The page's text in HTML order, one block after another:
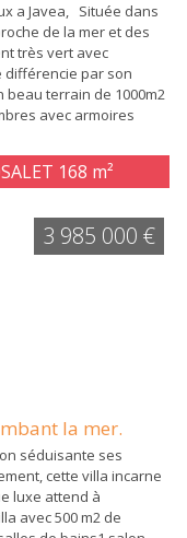
a Javea, Située dans
de la mer et des
très vert avec
différencie par son
terrain de 1000m2
avec armoires
168 m²
la mer.
séduisante ses
cette villa incarne
luxe attend à
avec 500 m2 de
3 985 000 €